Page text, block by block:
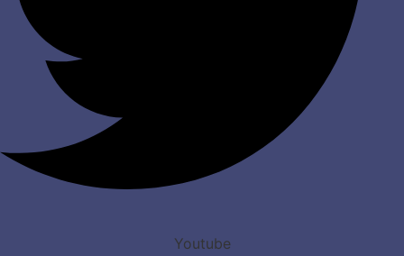
Youtube